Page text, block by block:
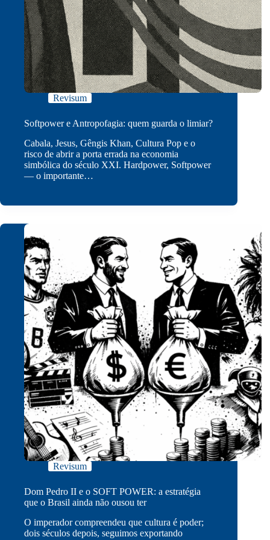
Revisum
Softpower e Antropofagia: quem guarda o limiar?
Cabala, Jesus, Gêngis Khan, Cultura Pop e o
risco de abrir a porta errada na economia
simbólica do século XXI. Hardpower, Softpower
— o importante…
Revisum
Dom Pedro II e o SOFT POWER: a estratégia
que o Brasil ainda não ousou ter
O imperador compreendeu que cultura é poder;
dois séculos depois, seguimos exportando